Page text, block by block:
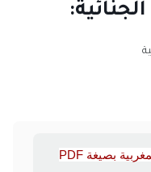
لتحميل المزيد من القوانين المغربية بصيغة PDF